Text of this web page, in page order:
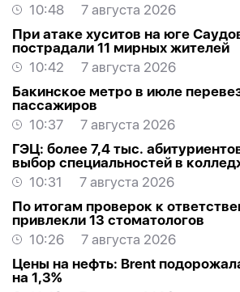
10:48
7 августа 2026
При атаке хуситов на юге
пострадали 11 мирных жителей
10:42
7 августа 2026
Бакинское метро в июле
пассажиров
10:37
7 августа 2026
ГЭЦ: более 7,4 тыс.
выбор специальностей в
10:31
7 августа 2026
По итогам проверок к
привлекли 13 стоматологов
10:26
7 августа 2026
Цены на нефть: Brent
на 1,3%